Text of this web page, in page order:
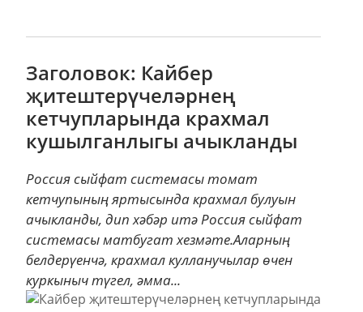
Заголовок: Кайбер
җитештерүчеләрнең
кетчупларында крахмал
кушылганлыгы ачыкланды
Россия сыйфат системасы томат
кетчупының яртысында крахмал булуын
ачыкланды, дип хәбәр итә Россия сыйфат
системасы матбугат хезмәте.Аларның
белдерүенчә, крахмал кулланучылар өчен
куркыныч түгел, әмма...